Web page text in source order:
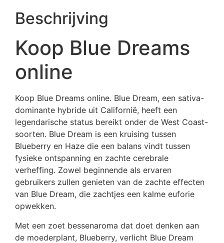
Beschrijving
Koop Blue Dreams
online
Koop Blue Dreams online. Blue Dream, een sativa-
dominante hybride uit Californië, heeft een
legendarische status bereikt onder de West Coast-
soorten. Blue Dream is een kruising tussen
Blueberry en Haze die een balans vindt tussen
fysieke ontspanning en zachte cerebrale
verheffing. Zowel beginnende als ervaren
gebruikers zullen genieten van de zachte effecten
van Blue Dream, die zachtjes een kalme euforie
opwekken.
Met een zoet bessenaroma dat doet denken aan
de moederplant, Blueberry, verlicht Blue Dream